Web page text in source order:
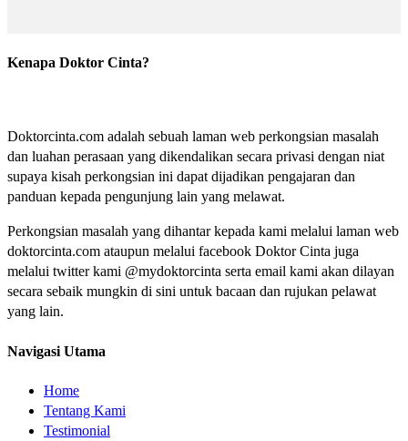
Kenapa Doktor Cinta?
Doktorcinta.com adalah sebuah laman web perkongsian masalah
dan luahan perasaan yang dikendalikan secara privasi dengan niat
supaya kisah perkongsian ini dapat dijadikan pengajaran dan
panduan kepada pengunjung lain yang melawat.
Perkongsian masalah yang dihantar kepada kami melalui laman web
doktorcinta.com ataupun melalui facebook Doktor Cinta juga
melalui twitter kami @mydoktorcinta serta email kami akan dilayan
secara sebaik mungkin di sini untuk bacaan dan rujukan pelawat
yang lain.
Navigasi Utama
Home
Tentang Kami
Testimonial